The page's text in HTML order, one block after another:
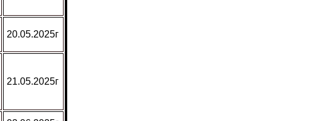
20.05.2025г
21.05.2025г